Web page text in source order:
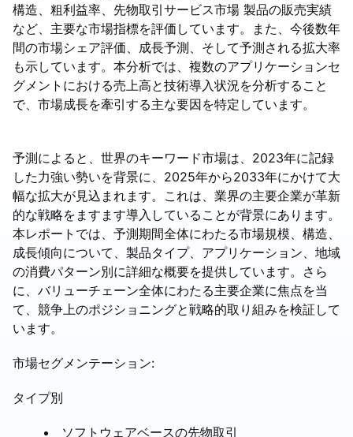
構造、粗利益率、先物取引サービス市場 製品の販売実績
など、主要な市場指標を評価しています。また、今後数年
間の市場シェア評価、成長予測、そして予測される拡大率
も示しています。本分析では、複数のアプリケーションセ
グメントにおける売上高と技術導入状況を分析すること
で、市場成長を牽引する主な要因を特定しています。
予測によると、世界のキーワード市場は、2023年に記録
した力強い勢いを背景に、2025年から2033年にかけて大
幅な拡大が見込まれます。これは、業界の主要企業が革新
的な戦略をますます導入していることが背景にあります。
本レポートでは、予測期間全体にわたる市場規模、構造、
成長傾向について、製品タイプ、アプリケーション、地域
の消費パターン別に詳細な概要を提供しています。さら
に、バリューチェーン全体にわたる主要企業に焦点を当
て、競争上のポジショニングと戦略的取り組みを検証して
います。
市場セグメンテーション:
タイプ別
ソフトウェアベースの先物取引